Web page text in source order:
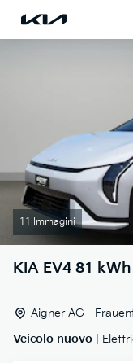
11 Immagini
KIA EV4 81
Aigner AG -
Veicolo nuovo |